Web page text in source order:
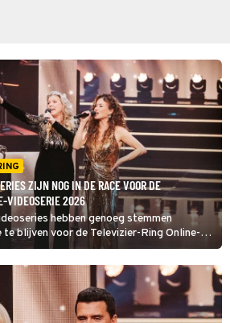
ZIJN NOG IN DE RACE VOOR DE
VIDEOSERIE 2026
hebben genoeg stemmen
te blijven voor de Televizier-Ring Online-
tijd om de uitslag bekend te maken.